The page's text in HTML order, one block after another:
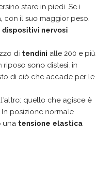
stare in piedi. Se i
con il suo maggior peso,
dispositivi nervosi
di tendini alle 200 e più
riposo sono distesi, in
di ciò che accade per le
quello che agisce è
In posizione normale
una tensione elastica